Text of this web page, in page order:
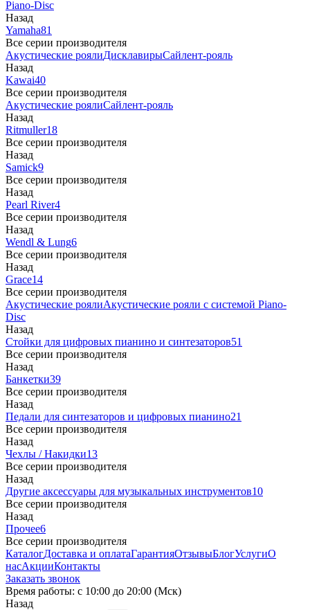
Piano-Disc
Назад
Yamaha81
Все серии производителя
Акустические роялиДисклавирыСайлент-рояль
Назад
Kawai40
Все серии производителя
Акустические роялиСайлент-рояль
Назад
Ritmuller18
Все серии производителя
Назад
Samick9
Все серии производителя
Назад
Pearl River4
Все серии производителя
Назад
Wendl & Lung6
Все серии производителя
Назад
Grace14
Все серии производителя
Акустические роялиАкустические рояли с системой Piano-
Disc
Назад
Стойки для цифровых пианино и синтезаторов51
Все серии производителя
Назад
Банкетки39
Все серии производителя
Назад
Педали для синтезаторов и цифровых пианино21
Все серии производителя
Назад
Чехлы / Накидки13
Все серии производителя
Назад
Другие аксессуары для музыкальных инструментов10
Все серии производителя
Назад
Прочее6
Все серии производителя
КаталогДоставка и оплатаГарантияОтзывыБлогУслугиО
насАкцииКонтакты
Заказать звонок
Время работы: с 10:00 до 20:00 (Мск)
Назад